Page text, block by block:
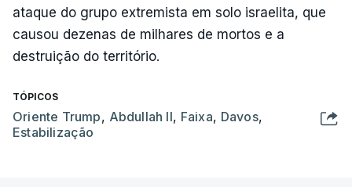
ataque do grupo extremista em solo israelita, que
causou dezenas de milhares de mortos e a
destruição do território.
TÓPICOS
Oriente Trump, Abdullah II, Faixa, Davos,
Estabilização